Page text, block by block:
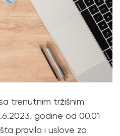
trenutnim tržišnim
godine od 00.01
pravila i uslove za